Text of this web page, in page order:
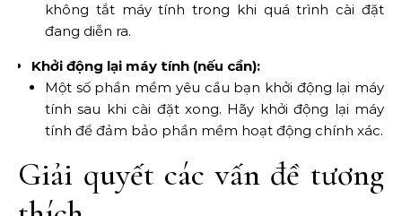
không tắt máy tính trong khi quá trình cài đặt
đang diễn ra.
Khởi động lại máy tính (nếu cần):
Một số phần mềm yêu cầu bạn khởi động lại máy
tính sau khi cài đặt xong. Hãy khởi động lại máy
tính để đảm bảo phần mềm hoạt động chính xác.
Giải quyết các vấn đề tương